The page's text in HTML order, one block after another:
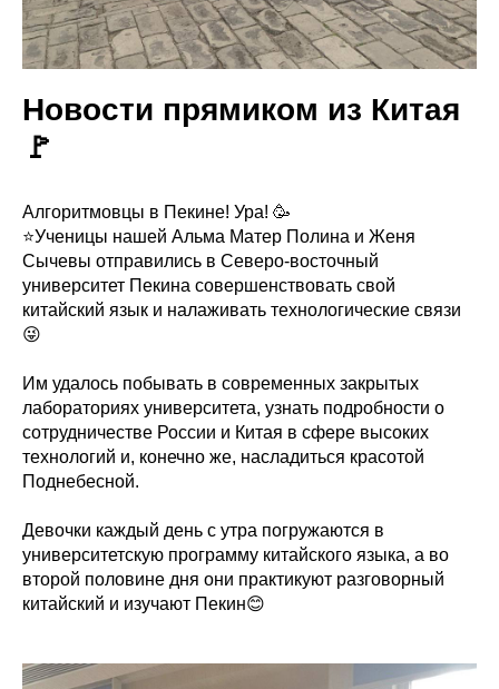
Новости прямиком из Китая
🚩
Алгоритмовцы в Пекине! Ура! 🥳
⭐️Ученицы нашей Альма Матер Полина и Женя
Сычевы отправились в Северо-восточный
университет Пекина совершенствовать свой
китайский язык и налаживать технологические связи
😜
Им удалось побывать в современных закрытых
лабораториях университета, узнать подробности о
сотрудничестве России и Китая в сфере высоких
технологий и, конечно же, насладиться красотой
Поднебесной.
Девочки каждый день с утра погружаются в
университетскую программу китайского языка, а во
второй половине дня они практикуют разговорный
китайский и изучают Пекин😊